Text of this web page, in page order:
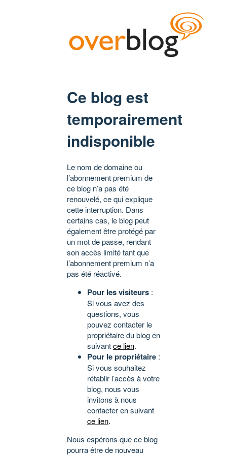
Ce blog est
temporairement
indisponible
Le nom de domaine ou
l’abonnement premium de
ce blog n’a pas été
renouvelé, ce qui explique
cette interruption. Dans
certains cas, le blog peut
également être protégé par
un mot de passe, rendant
son accès limité tant que
l’abonnement premium n’a
pas été réactivé.
Pour les visiteurs :
Si vous avez des
questions, vous
pouvez contacter le
propriétaire du blog en
suivantce lien.
Pour le propriétaire :
Si vous souhaitez
rétablir l’accès à votre
blog, nous vous
invitons à nous
contacter en suivant
ce lien.
Nous espérons que ce blog
pourra être de nouveau